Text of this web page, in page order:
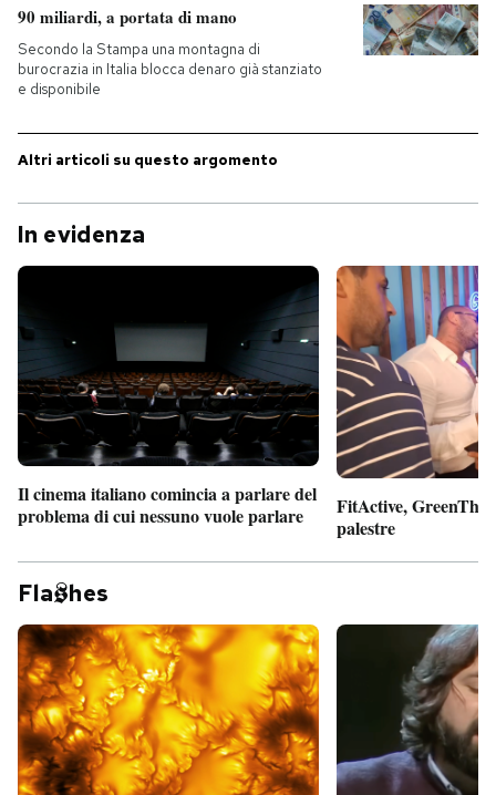
CALENDARIO
AREA PERSONALE
90 miliardi, a portata di mano
Secondo la Stampa una montagna di
burocrazia in Italia blocca denaro già stanziato
e disponibile
Altri articoli su questo argomento
In evidenza
Il cinema italiano comincia a parlare del
problema di cui nessuno vuole parlare
FitActive,
palestre
Fla hes